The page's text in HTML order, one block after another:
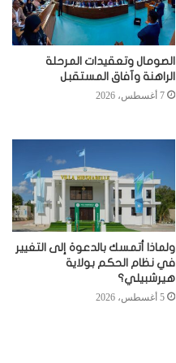
الصومال وتعقيدات المرحلة
الراهنة وآفاق المستقبل
7 أغسطس، 2026
ولماذا أتمسك بالدعوة إلى التغيير
في نظام الحكم بولاية
هيرشبيلي؟
5 أغسطس، 2026